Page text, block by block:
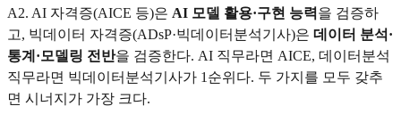
A2. AI 자격증(AICE 등)은 AI 모델 활용·구현 능력을 검증하
고, 빅데이터 자격증(ADsP·빅데이터분석기사)은 데이터 분석·
통계·모델링 전반을 검증한다. AI 직무라면 AICE, 데이터분석
직무라면 빅데이터분석기사가 1순위다. 두 가지를 모두 갖추
면 시너지가 가장 크다.